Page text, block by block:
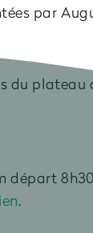
par
du
départ
.